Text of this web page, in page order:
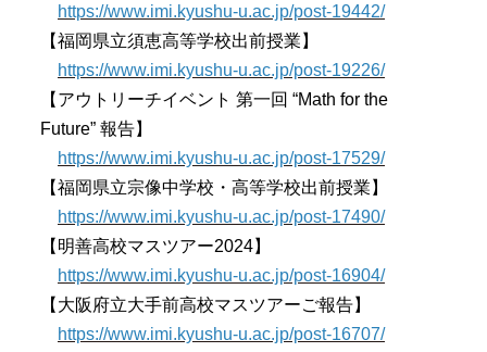
https://www.imi.kyushu-u.ac.jp/post-19442/
【福岡県立須恵高等学校出前授業】
https://www.imi.kyushu-u.ac.jp/post-19226/
【アウトリーチイベント 第一回 “Math for the
Future” 報告】
https://www.imi.kyushu-u.ac.jp/post-17529/
【福岡県立宗像中学校・高等学校出前授業】
https://www.imi.kyushu-u.ac.jp/post-17490/
【明善高校マスツアー2024】
https://www.imi.kyushu-u.ac.jp/post-16904/
【大阪府立大手前高校マスツアーご報告】
https://www.imi.kyushu-u.ac.jp/post-16707/